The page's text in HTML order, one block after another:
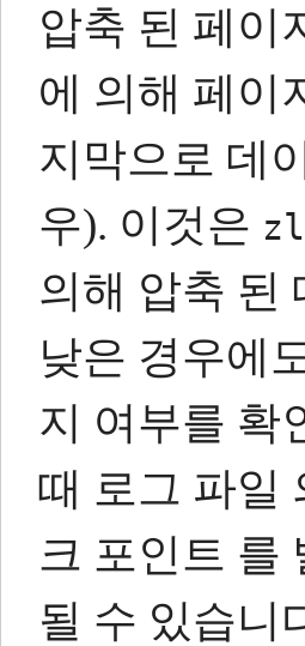
압축 된 페이
에 의해 페이
지막으로 데
우). 이것은
의해 압축 된
낮은 경우에
지 여부를 확
때 로그 파일
크 포인트 를
될 수 있습니